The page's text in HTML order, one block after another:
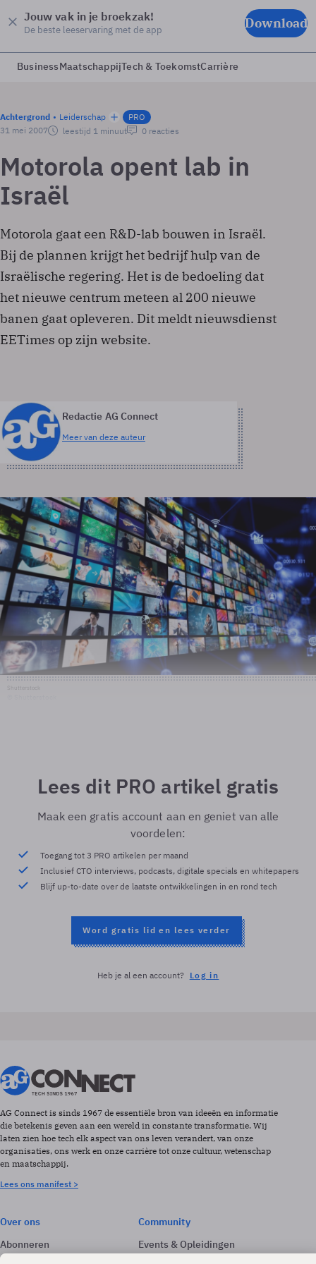
Jouw vak in je broekzak!
De beste leeservaring met de app Download
BusinessMaatschappijTech & ToekomstCarrière
Achtergrond Leiderschap
PRO
31 mei 2007
leestijd 1 minuut 0 reacties
Motorola opent lab in
Israël
Motorola gaat een R&D-lab bouwen in Israël.
Bij de plannen krijgt het bedrijf hulp van de
Israëlische regering. Het is de bedoeling dat
het nieuwe centrum meteen al 200 nieuwe
banen gaat opleveren. Dit meldt nieuwsdienst
EETimes op zijn website.
Redactie AG Connect
Meer van deze auteur
Lees dit PRO artikel gratis
Maak een gratis account aan en geniet van alle
voordelen:
Toegang tot 3 PRO artikelen per maand
Inclusief CTO interviews, podcasts, digitale specials en whitepapers
Blijf up-to-date over de laatste ontwikkelingen in en rond tech
Word gratis lid en lees verder
Heb je al een account? Log in
AG Connect is sinds 1967 de essentiële bron van ideeën en informatie
die betekenis geven aan een wereld in constante transformatie. Wij
laten zien hoe tech elk aspect van ons leven verandert, van onze
organisaties, ons werk en onze carrière tot onze cultuur, wetenschap
en maatschappij.
Lees ons manifest >
Over ons
Abonneren
Adverteren
Community
Events & Opleidingen